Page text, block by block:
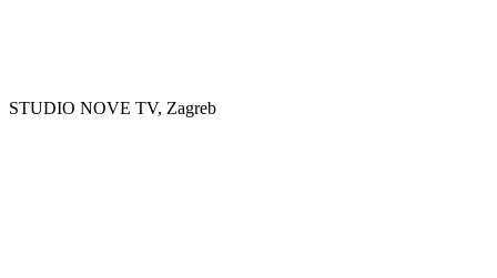
STUDIO NOVE TV, Zagreb